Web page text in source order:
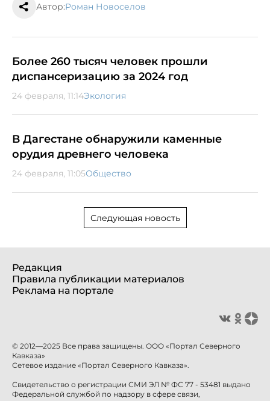
Автор:Роман Новоселов
Более 260 тысяч человек прошли
диспансеризацию за 2024 год
24 февраля, 11:14Экология
В Дагестане обнаружили каменные
орудия древнего человека
24 февраля, 11:05Общество
Следующая новость
Редакция
Правила публикации материалов
Реклама на портале
© 2012—2025 Все права защищены. ООО «Портал Северного
Кавказа»
Сетевое издание «Портал Северного Кавказа».
Свидетельство о регистрации СМИ ЭЛ № ФС 77 - 53481 выдано
Федеральной службой по надзору в сфере связи,